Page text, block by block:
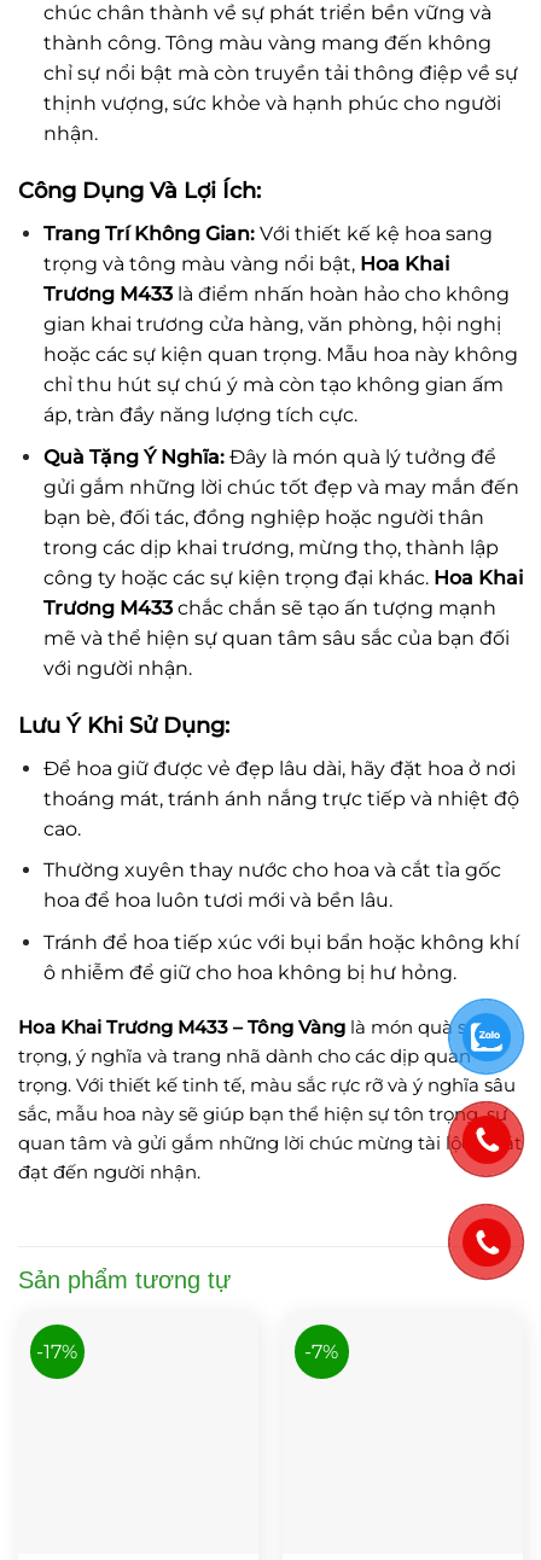
chúc chân thành về sự phát triển bền vững và
thành công. Tông màu vàng mang đến không
chỉ sự nổi bật mà còn truyền tải thông điệp về sự
thịnh vượng, sức khỏe và hạnh phúc cho người
nhận.
Công Dụng Và Lợi Ích:
Trang Trí Không Gian:Với thiết kế kệ hoa sang
trọng và tông màu vàng nổi bật, Hoa Khai
Trương M433là điểm nhấn hoàn hảo cho không
gian khai trương cửa hàng, văn phòng, hội nghị
hoặc các sự kiện quan trọng. Mẫu hoa này không
chỉ thu hút sự chú ý mà còn tạo không gian ấm
áp, tràn đầy năng lượng tích cực.
Quà Tặng Ý Nghĩa:Đây là món quà lý tưởng để
gửi gắm những lời chúc tốt đẹp và may mắn đến
bạn bè, đối tác, đồng nghiệp hoặc người thân
trong các dịp khai trương, mừng thọ, thành lập
công ty hoặc các sự kiện trọng đại khác. Hoa Khai
Trương M433chắc chắn sẽ tạo ấn tượng mạnh
mẽ và thể hiện sự quan tâm sâu sắc của bạn đối
với người nhận.
Lưu Ý Khi Sử Dụng:
Để hoa giữ được vẻ đẹp lâu dài, hãy đặt hoa ở nơi
thoáng mát, tránh ánh nắng trực tiếp và nhiệt độ
cao.
Thường xuyên thay nước cho hoa và cắt tỉa gốc
hoa để hoa luôn tươi mới và bền lâu.
Tránh để hoa tiếp xúc với bụi bẩn hoặc không khí
ô nhiễm để giữ cho hoa không bị hư hỏng.
Hoa Khai Trương M433 – Tông Vàng là món quà sang
trọng, ý nghĩa và trang nhã dành cho các dịp quan
trọng. Với thiết kế tinh tế, màu sắc rực rỡ và ý nghĩa sâu
sắc, mẫu hoa này sẽ giúp bạn thể hiện sự tôn trọng, sự
quan tâm và gửi gắm những lời chúc mừng tài lộc, phát
đạt đến người nhận.
Sản phẩm tương tự
-17% -7%